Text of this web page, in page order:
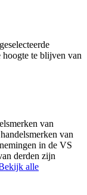
hoogte te blijven van
van
van
in de VS
derden zijn
alle